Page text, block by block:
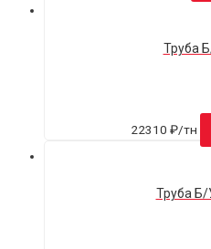
Труба
22310 ₽/тн
Труба